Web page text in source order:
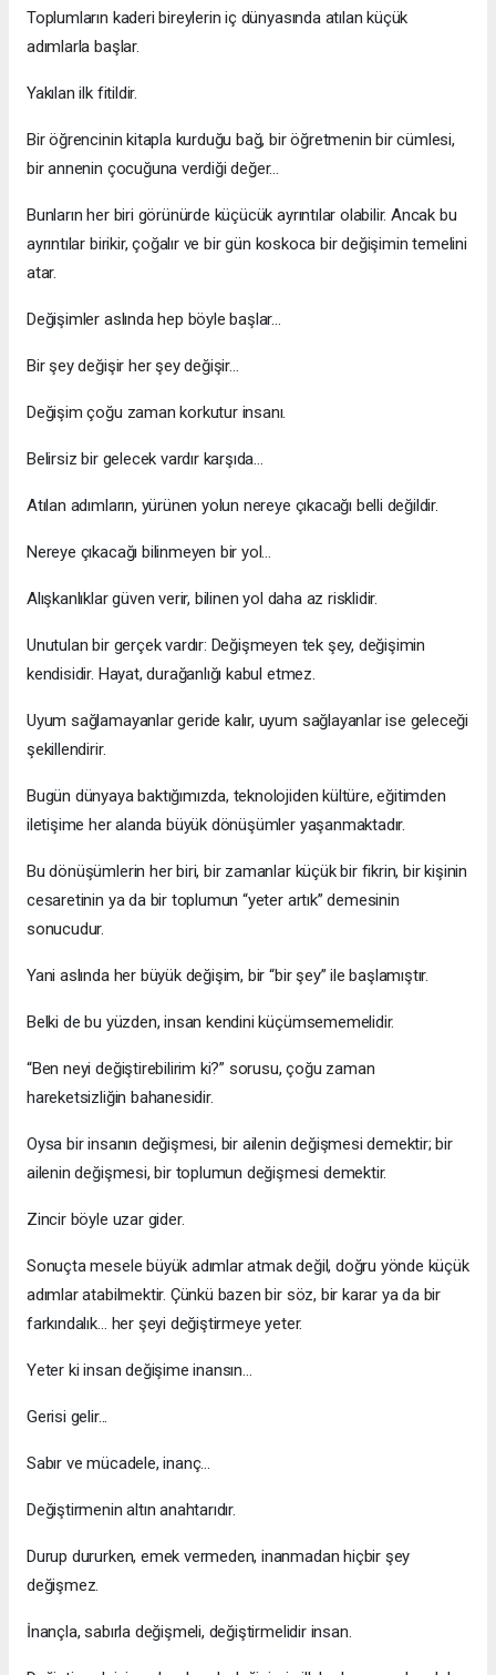
Toplumların kaderi bireylerin iç dünyasında atılan küçük
adımlarla başlar.
Yakılan ilk fitildir.
Bir öğrencinin kitapla kurduğu bağ, bir öğretmenin bir cümlesi,
bir annenin çocuğuna verdiği değer…
Bunların her biri görünürde küçücük ayrıntılar olabilir. Ancak bu
ayrıntılar birikir, çoğalır ve bir gün koskoca bir değişimin temelini
atar.
Değişimler aslında hep böyle başlar…
Bir şey değişir her şey değişir…
Değişim çoğu zaman korkutur insanı.
Belirsiz bir gelecek vardır karşıda…
Atılan adımların, yürünen yolun nereye çıkacağı belli değildir.
Nereye çıkacağı bilinmeyen bir yol…
Alışkanlıklar güven verir, bilinen yol daha az risklidir.
Unutulan bir gerçek vardır: Değişmeyen tek şey, değişimin
kendisidir. Hayat, durağanlığı kabul etmez.
Uyum sağlamayanlar geride kalır, uyum sağlayanlar ise geleceği
şekillendirir.
Bugün dünyaya baktığımızda, teknolojiden kültüre, eğitimden
iletişime her alanda büyük dönüşümler yaşanmaktadır.
Bu dönüşümlerin her biri, bir zamanlar küçük bir fikrin, bir kişinin
cesaretinin ya da bir toplumun “yeter artık” demesinin
sonucudur.
Yani aslında her büyük değişim, bir “bir şey” ile başlamıştır.
Belki de bu yüzden, insan kendini küçümsememelidir.
“Ben neyi değiştirebilirim ki?” sorusu, çoğu zaman
hareketsizliğin bahanesidir.
Oysa bir insanın değişmesi, bir ailenin değişmesi demektir; bir
ailenin değişmesi, bir toplumun değişmesi demektir.
Zincir böyle uzar gider.
Sonuçta mesele büyük adımlar atmak değil, doğru yönde küçük
adımlar atabilmektir. Çünkü bazen bir söz, bir karar ya da bir
farkındalık… her şeyi değiştirmeye yeter.
Yeter ki insan değişime inansın…
Gerisi gelir...
Sabır ve mücadele, inanç…
Değiştirmenin altın anahtarıdır.
Durup dururken, emek vermeden, inanmadan hiçbir şey
değişmez.
İnançla, sabırla değişmeli, değiştirmelidir insan.